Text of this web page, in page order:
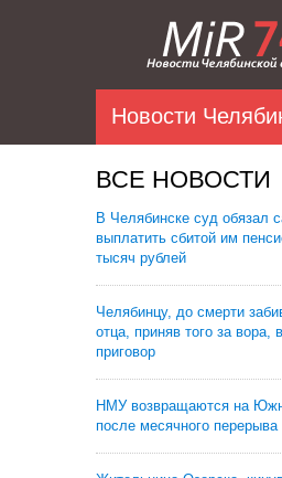
Новости
ВСЕ НОВОСТИ
В Челябинске суд обязал
выплатить сбитой им
тысяч рублей
Челябинцу, до смерти
отца, приняв того за вора,
приговор
НМУ возвращаются на
после месячного перерыва